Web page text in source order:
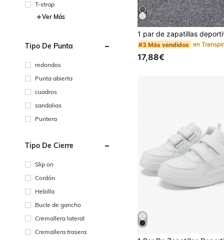
T-strap
Ver Más
Tipo De Punta
redondos
Punta abierta
cuadros
sandalias
Puntera
Tipo De Cierre
Slip on
Cordón
Hebilla
Bucle de gancho
Cremallera lateral
Cremallera trasera
#3 Más vendidos
17,88€